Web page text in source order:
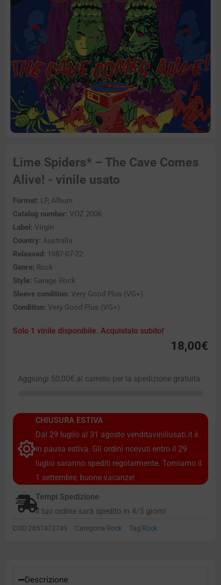
Lime Spiders* – The Cave Comes
Alive! - vinile usato
Format: LP, Album
Catalog number: VOZ 2006
Label: Virgin
Country: Australia
Released: 1987-07-22
Genre: Rock
Style: Garage Rock
Sleeve condition: Very Good Plus (VG+)
Condition: Very Good Plus (VG+)
Solo 1 vinile disponibile. Acquistalo subito!
18,00€
Aggiungi 50,00€ al carrello per la spedizione gratuita
CHIUSURA ESTIVA
Dal 29 luglio al 31 agosto venditaviniliusati.it è
in pausa estiva. Gli ordini ricevuti entro il 29
luglio saranno spediti regolarmente. Torniamo il
1 settembre, buone vacanze!
Tempi Spedizione
Il tuo ordine sarà spedito in 4/5 giorni
COD 2857472749 Categoria Rock Tag Rock
Descrizione